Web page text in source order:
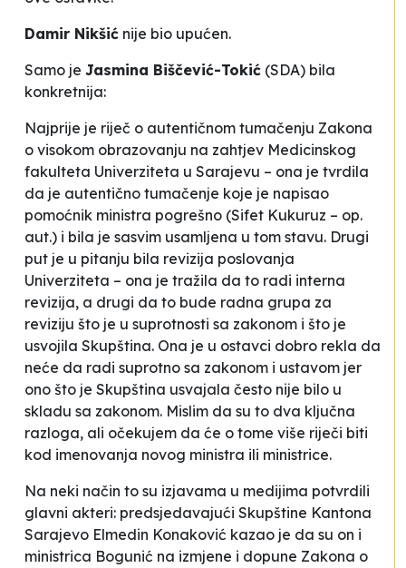
Damir Nikšić nije bio upućen.
Samo je Jasmina Biščević-Tokić (SDA) bila
konkretnija:
Najprije je riječ o autentičnom tumačenju Zakona
o visokom obrazovanju na zahtjev Medicinskog
fakulteta Univerziteta u Sarajevu – ona je tvrdila
da je autentično tumačenje koje je napisao
pomoćnik ministra pogrešno (Sifet Kukuruz – op.
aut.) i bila je sasvim usamljena u tom stavu. Drugi
put je u pitanju bila revizija poslovanja
Univerziteta – ona je tražila da to radi interna
revizija, a drugi da to bude radna grupa za
reviziju što je u suprotnosti sa zakonom i što je
usvojila Skupština. Ona je u ostavci dobro rekla da
neće da radi suprotno sa zakonom i ustavom jer
ono što je Skupština usvajala često nije bilo u
skladu sa zakonom. Mislim da su to dva ključna
razloga, ali očekujem da će o tome više riječi biti
kod imenovanja novog ministra ili ministrice.
Na neki način to su izjavama u medijima potvrdili
glavni akteri: predsjedavajući Skupštine Kantona
Sarajevo Elmedin Konaković kazao je da su on i
ministrica Bogunić na izmjene i dopune Zakona o